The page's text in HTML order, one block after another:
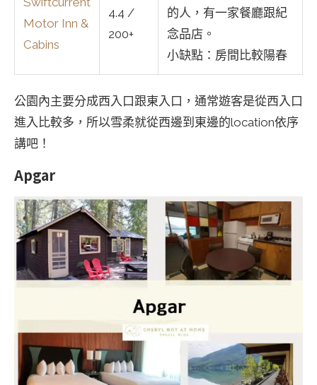
Motor Inn &
Cabins
4.4 /
200+
的人，有一家餐廳跟紀
念品店。
小缺點：房間比較陽春
公園內主要分成西入口跟東入口，通常遊客是從西入口
進入比較多，所以雪柔就從西邊到東邊的location依序
講吧！
Apgar